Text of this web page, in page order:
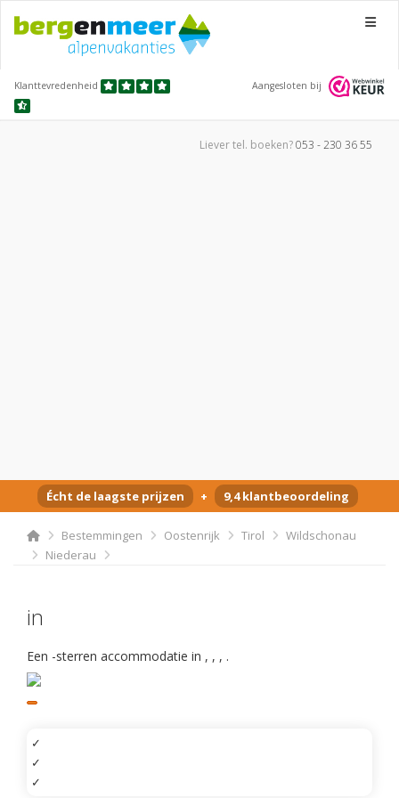
Menu
Klanttevredenheid Aangesloten bij
Liever tel. boeken?053 - 230 36 55
Écht de laagste prijzen + 9,4 klantbeoordeling
Bestemmingen Oostenrijk Tirol
Wildschonau
Niederau
in
Een -sterren accommodatie in , , , .
✓
✓
✓